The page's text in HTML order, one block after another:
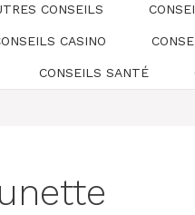
CONSEILS
CASINO
CONSEILS SANTÉ